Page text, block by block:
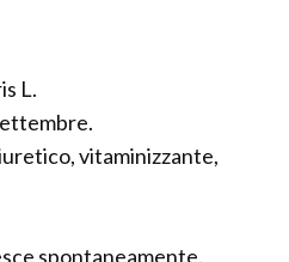
L.
vitaminizzante,
spontaneamente.